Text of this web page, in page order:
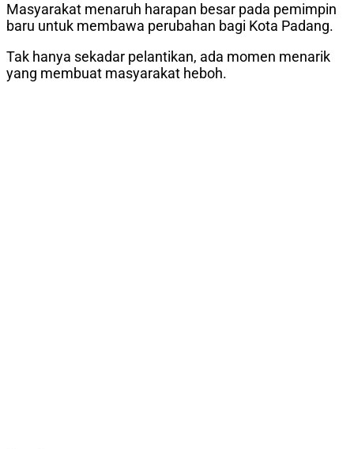
Masyarakat menaruh harapan besar pada pemimpin
baru untuk membawa perubahan bagi Kota Padang.
Tak hanya sekadar pelantikan, ada momen menarik
yang membuat masyarakat heboh.